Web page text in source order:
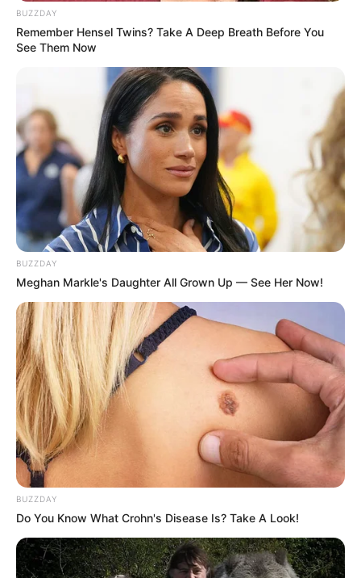
(foto: brightside)
5. Peter Mayhew harus rela menutup semua wajahnya
yang berbulu untuk menjadi Chewbacca di film
fenonemalStar Wars
BUZZDAY
Remember Hensel Twins? Take A Deep Breath Before You
See Them Now
BUZZDAY
Meghan Markle's Daughter All Grown Up — See Her Now!
BUZZDAY
Do You Know What Crohn's Disease Is? Take A Look!